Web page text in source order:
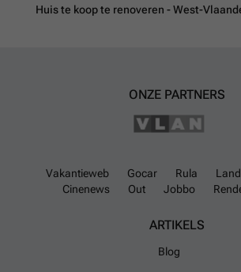
Huis te koop te renoveren - West-
ONZE PARTNERS
Vakantieweb Gocar Rula
Cinenews
Out Jobbo
ARTIKELS
Blog